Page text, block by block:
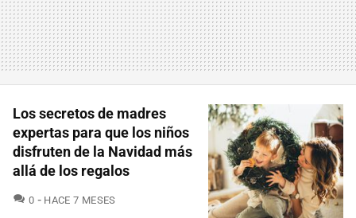
Los secretos de madres
expertas para que los niños
disfruten de la Navidad más
allá de los regalos
0 COMENTARIOS
HACE 7 MESES